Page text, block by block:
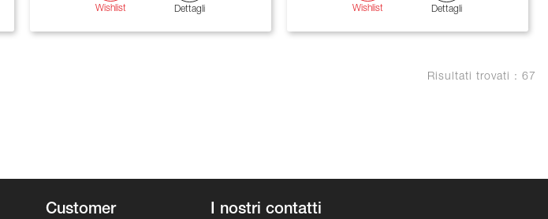
Wishlist Dettagli Wishlist Dettagli
Risultati trovati : 67
Customer I nostri contatti